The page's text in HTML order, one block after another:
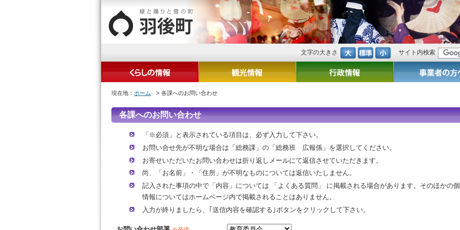
文字の大きさ サイト内検索
現在地： ホーム 各課へのお問い合わせ
各課へのお問い合わせ
「※必須」と表示されている項目は、必ず入力して下さい。
お問い合せ先が不明な場合は「総務課」の「総務班 広報係」を選択してください。
お寄せいただいたお問い合わせは折り返しメールにて返信させていただきます。
尚、「お名前」・「住所」が不明なものについては返信いたしません。
記入された事項の中で「内容」については 「よくある質問」 に掲載される場合があります。そのほかの
情報についてはホームページ内で掲載されることはありません。
入力が終りましたら、｢送信内容を確認する｣ボタンをクリックして下さい。